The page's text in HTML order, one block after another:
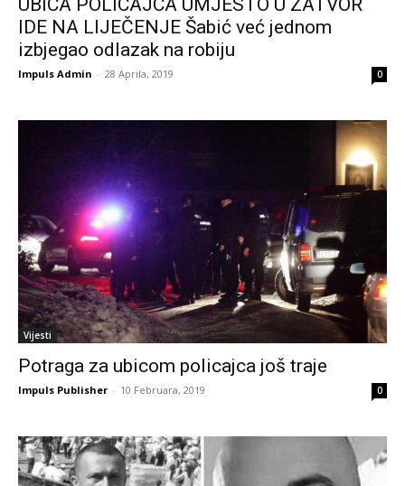
IDE NA LIJEČENJE Šabić već jednom
izbjegao odlazak na robiju
Impuls Admin - 28 Aprila, 2019 0
Vijesti
Potraga za ubicom policajca još traje
Impuls Publisher - 10 Februara, 2019 0